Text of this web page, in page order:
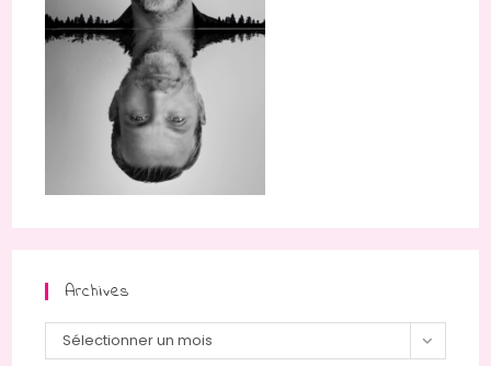
Archives
Archives
Sélectionner un mois